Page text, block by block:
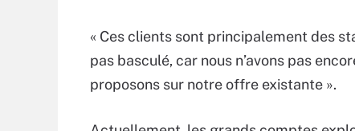
« Ces clients sont principalement des
pas basculé, car nous n’avons pas
proposons sur notre offre existante ».